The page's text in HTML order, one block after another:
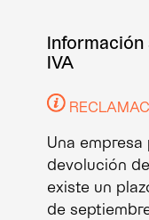
Información
IVA
Una
devolución
existe un
de